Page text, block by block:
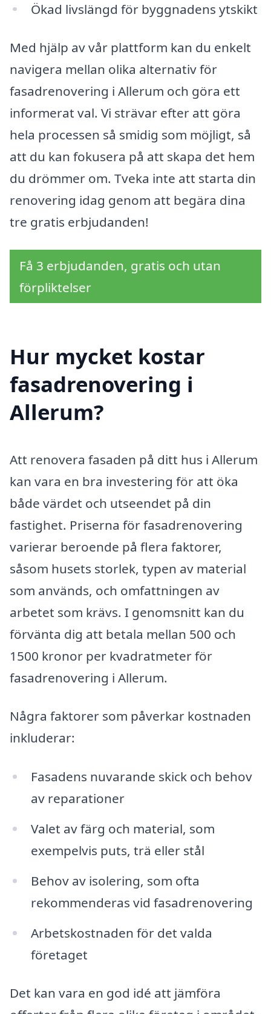
Ökad livslängd för byggnadens ytskikt
Med hjälp av vår plattform kan du enkelt
navigera mellan olika alternativ för
fasadrenovering i Allerum och göra ett
informerat val. Vi strävar efter att göra
hela processen så smidig som möjligt, så
att du kan fokusera på att skapa det hem
du drömmer om. Tveka inte att starta din
renovering idag genom att begära dina
tre gratis erbjudanden!
Få 3 erbjudanden, gratis och utan
förpliktelser
Hur mycket kostar
fasadrenovering i
Allerum?
Att renovera fasaden på ditt hus i Allerum
kan vara en bra investering för att öka
både värdet och utseendet på din
fastighet. Priserna för fasadrenovering
varierar beroende på flera faktorer,
såsom husets storlek, typen av material
som används, och omfattningen av
arbetet som krävs. I genomsnitt kan du
förvänta dig att betala mellan 500 och
1500 kronor per kvadratmeter för
fasadrenovering i Allerum.
Några faktorer som påverkar kostnaden
inkluderar:
Fasadens nuvarande skick och behov
av reparationer
Valet av färg och material, som
exempelvis puts, trä eller stål
Behov av isolering, som ofta
rekommenderas vid fasadrenovering
Arbetskostnaden för det valda
företaget
Det kan vara en god idé att jämföra